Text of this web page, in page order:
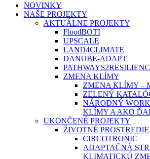
search
Menu
NOVINKY
NAŠE PROJEKTY
AKTUÁLNE PROJEKTY
FloodBOTI
UPSCALE
LAND4CLIMATE
DANUBE-ADAPT
ZMENA KLÍMY
ZMENA KLÍMY –
ZELENÝ
NÁRODNÝ
KLÍMY A AKO
UKONČENÉ PROJEKTY
ŽIVOTNÉ PROSTREDIE
CIRCOTRONIC
ADAPTAČNÁ
KLIMATICKÚ